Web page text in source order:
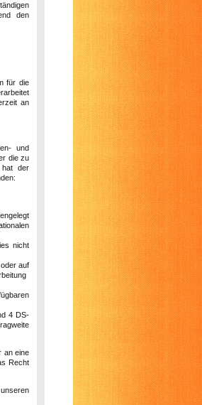
den
für die
an
und
die zu
hat der
nicht
auf
4 DS-
an eine
Recht